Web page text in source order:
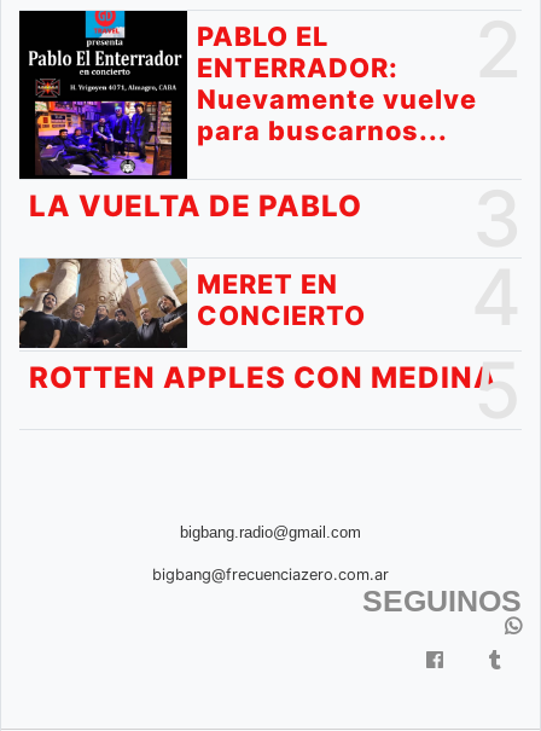
PABLO EL
ENTERRADOR:
Nuevamente vuelve
para buscarnos...
LA VUELTA DE PABLO
MERET EN
CONCIERTO
5
ROTTEN APPLES CON MEDINA
bigbang.radio@gmail.com
bigbang@frecuenciazero.com.ar
SEGUINOS